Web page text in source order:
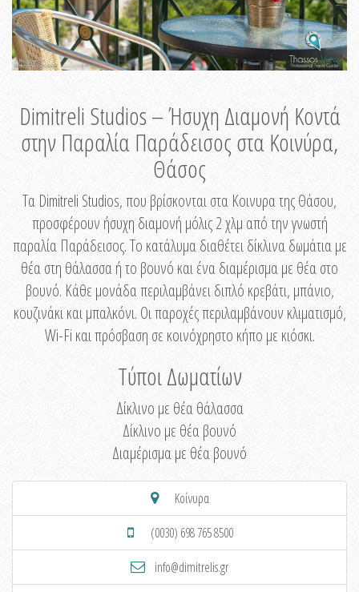
Dimitreli Studios – Ήσυχη Διαμονή Κοντά
στην Παραλία Παράδεισος στα Κοινύρα,
Θάσος
Τα Dimitreli Studios, που βρίσκονται στα Κοινυρα της Θάσου,
προσφέρουν ήσυχη διαμονή μόλις 2 χλμ από την γνωστή
παραλία Παράδεισος. Το κατάλυμα διαθέτει δίκλινα δωμάτια με
θέα στη θάλασσα ή το βουνό και ένα διαμέρισμα με θέα στο
βουνό. Κάθε μονάδα περιλαμβάνει διπλό κρεβάτι, μπάνιο,
κουζινάκι και μπαλκόνι. Οι παροχές περιλαμβάνουν κλιματισμό,
Wi-Fi και πρόσβαση σε κοινόχρηστο κήπο με κιόσκι.
Τύποι Δωματίων
Δίκλινο με θέα θάλασσα
Δίκλινο με θέα βουνό
Διαμέρισμα με θέα βουνό
Κοίνυρα
(0030) 698 765 8500
info@dimitrelis.gr